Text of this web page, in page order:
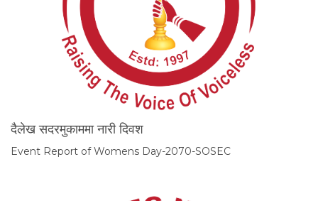
दैलेख सदरमुकाममा नारी दिवश
Event Report of Womens Day-2070-SOSEC